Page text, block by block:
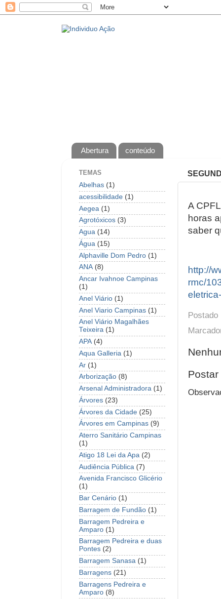
Abertura conteúdo
A
horas
saber
http://
rmc/
TEMAS
Abelhas (1)
acessibilidade (1)
Aegea (1)
Agrotóxicos (3)
Agua (14)
Água (15)
Alphaville Dom Pedro (1)
ANA (8)
Ancar Ivahnoe Campinas
(1)
Anel Viário (1)
Anel Viario Campinas (1)
Anel Viário Magalhães
Teixeira (1)
APA (4)
Aqua Galleria (1)
Ar (1)
Arborização (8)
Arsenal Administradora (1)
Árvores (23)
Árvores da Cidade (25)
Árvores em Campinas (9)
Aterro Sanitário Campinas
(1)
Atigo 18 Lei da Apa (2)
Audiência Pública (7)
Avenida Francisco Glicério
(1)
Bar Cenário (1)
Barragem de Fundão (1)
Barragem Pedreira e
Amparo (1)
Barragem Pedreira e duas
Pontes (2)
Barragem Sanasa (1)
Barragens (21)
Barragens Pedreira e
Amparo (8)